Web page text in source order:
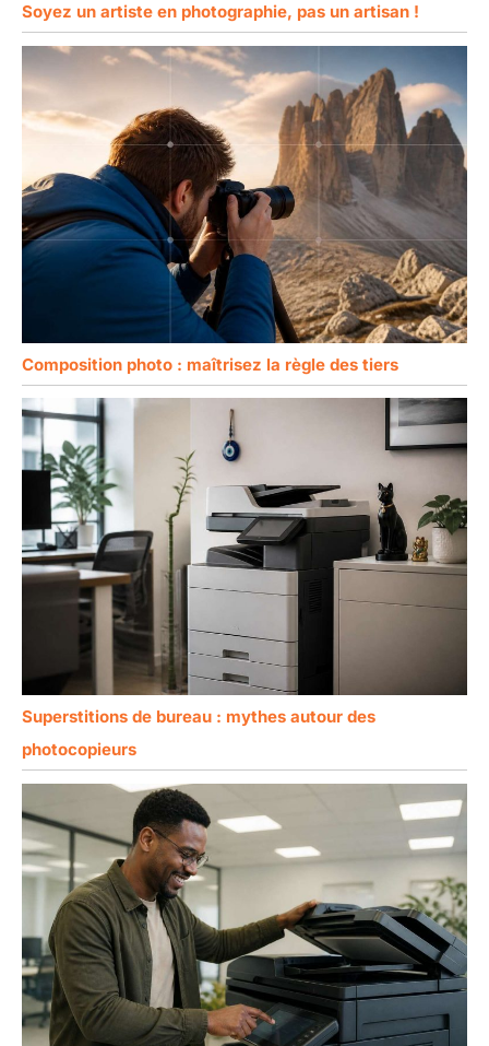
Soyez un artiste en photographie, pas un artisan !
Composition photo : maîtrisez la règle des tiers
Superstitions de bureau : mythes autour des
photocopieurs